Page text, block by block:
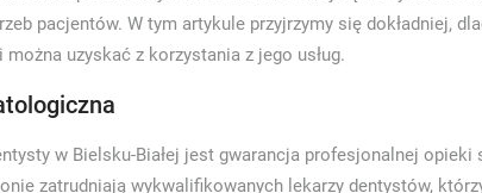
pacjentów. W tym artykule przyjrzymy się dokładniej,
uzyskać z korzystania z jego usług.
w Bielsku-Białej jest gwarancja profesjonalnej
zatrudniają wykwalifikowanych lekarzy dentystów,